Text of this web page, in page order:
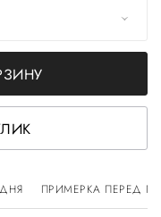
ПРИМЕРКА ПЕРЕД